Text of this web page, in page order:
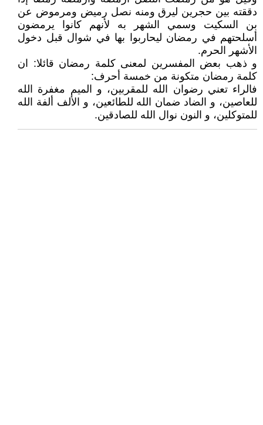
دققته بين حجرين ليرق ومنه نصل رميض ومرموض عن
بن السكيت وسمي الشهر به لأنهم كانوا يرمضون
أسلحتهم في رمضان ليحاربوا بها في شوال قبل دخول
الأشهر الحرم.
و ذهب بعض المفسرين لمعنى كلمة رمضان قائلا: ان
كلمة رمضان متكونة من خمسة أحرف:
فالراء تعني رضوان الله للمقربين، و الميم مغفرة الله
للعاصين، و الضاد ضمان الله للطائعين، و الألف ألفة الله
للمتوكلين، و النون نوال الله للصادقين.